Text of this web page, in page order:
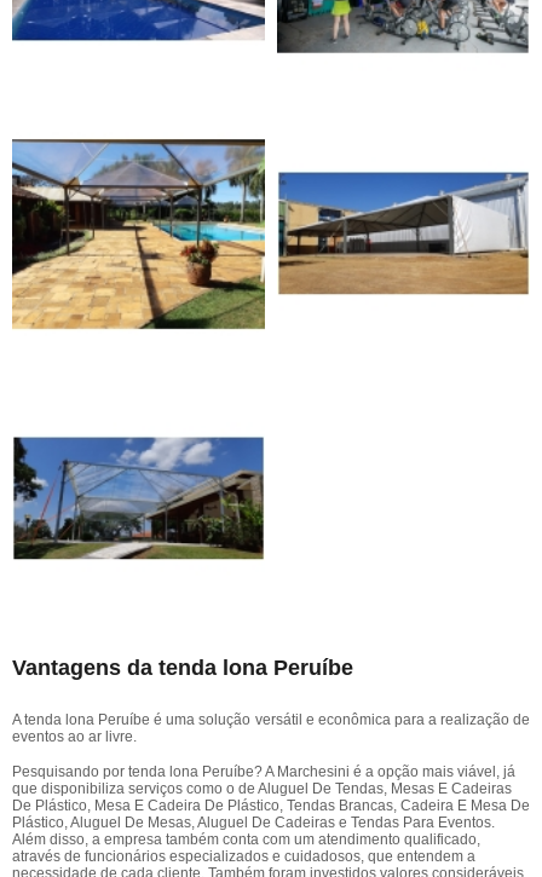
Vantagens da tenda lona Peruíbe
A tenda lona Peruíbe é uma solução versátil e econômica para a realização de
eventos ao ar livre.
Pesquisando por tenda lona Peruíbe? A Marchesini é a opção mais viável, já
que disponibiliza serviços como o de Aluguel De Tendas, Mesas E Cadeiras
De Plástico, Mesa E Cadeira De Plástico, Tendas Brancas, Cadeira E Mesa De
Plástico, Aluguel De Mesas, Aluguel De Cadeiras e Tendas Para Eventos.
Além disso, a empresa também conta com um atendimento qualificado,
através de funcionários especializados e cuidadosos, que entendem a
necessidade de cada cliente. Também foram investidos valores consideráveis